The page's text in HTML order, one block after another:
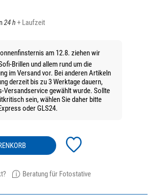
24 h+ Laufzeit
am 12.8. ziehen wir
Brillen und allem rund um die
im Versand vor. Bei anderen Artikeln
derzeit bis zu 3 Werktage dauern,
Versandservice gewählt wurde. Sollte
sein, wählen Sie daher bitte
oder GLS24.
Beratung für Fotostative